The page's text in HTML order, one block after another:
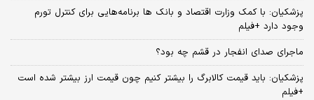
پزشکیان: با کمک وزارت اقتصاد و بانک ها برنامه‌هایی برای کنترل تورم
وجود دارد +فیلم
ماجرای صدای انفجار در قشم چه بود؟
پزشکیان: باید قیمت کالابرگ را بیشتر کنیم چون قیمت ارز بیشتر شده است
+فیلم